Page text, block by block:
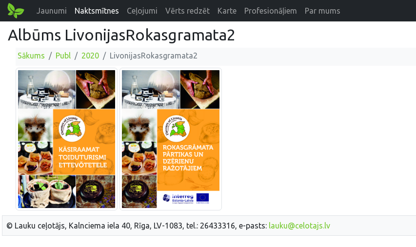
Jaunumi Naktsmītnes Ceļojumi Vērts redzēt Karte Profesionāļiem Par mums
Albūms LivonijasRokasgramata2
Sākums Publ 2020 LivonijasRokasgramata2
© Lauku ceļotājs, Kalnciema iela 40, Rīga, LV-1083, tel.: 26433316, e-pasts: lauku@celotajs.lv